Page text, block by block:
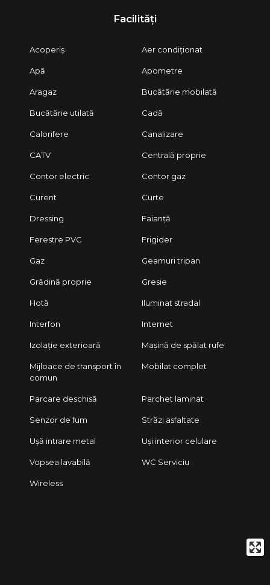
Facilități
Acoperiș Aer condiționat
Apă Apometre
Aragaz Bucătărie mobilată
Bucătărie utilată Cadă
Calorifere Canalizare
CATV Centrală proprie
Contor electric Contor gaz
Curent Curte
Dressing Faianță
Ferestre PVC Frigider
Gaz Geamuri tripan
Grădină proprie Gresie
Hotă Iluminat stradal
Interfon Internet
Izolație exterioară Mașină de spălat rufe
Mijloace de transport în
comun
Mobilat complet
Parcare deschisă Parchet laminat
Senzor de fum Străzi asfaltate
Ușă intrare metal Uși interior celulare
Vopsea lavabilă WC Serviciu
Wireless